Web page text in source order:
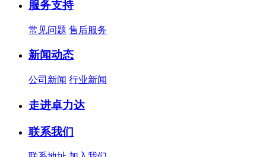
服务支持
常见问题 售后服务
新闻动态
公司新闻 行业新闻
走进卓力达
联系我们